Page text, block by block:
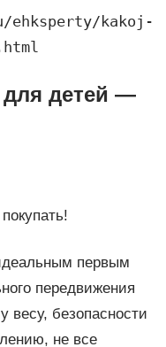
kakoj-
для детей —
первым
передвижения
безопасности
не все